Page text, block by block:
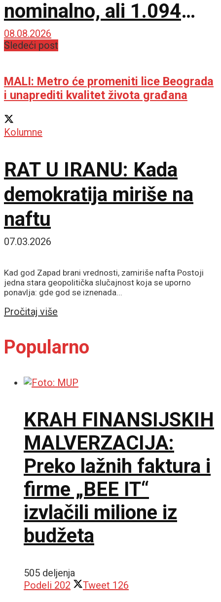
nominalno, ali 1.094
PPS prema najnovijim
08.08.2026
Sledeći post
MALI: Metro će promeniti lice Beograda
i unaprediti kvalitet života građana
Kolumne
RAT U IRANU: Kada
demokratija miriše na
naftu
07.03.2026
Kad god Zapad brani vrednosti, zamiriše nafta Postoji
jedna stara geopolitička slučajnost koja se uporno
ponavlja: gde god se iznenada...
Pročitaj više
Popularno
KRAH FINANSIJSKIH
MALVERZACIJA:
Preko lažnih faktura i
firme „BEE IT“
izvlačili milione iz
budžeta
505 deljenja
Podeli 202 Tweet 126